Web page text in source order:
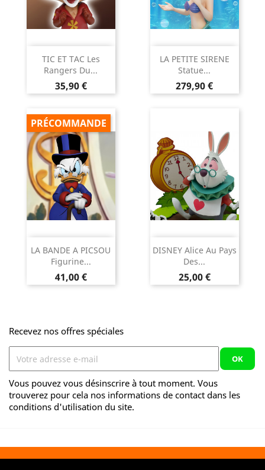
TIC ET TAC Les
Rangers Du...
Prix
35,90 €
LA PETITE SIRENE
Statue...
Prix
279,90 €
LA BANDE A PICSOU
Figurine...
Prix
41,00 €
PRÉCOMMANDE
DISNEY Alice Au Pays
Des...
Prix
25,00 €
Recevez nos offres spéciales
Vous pouvez vous désinscrire à tout moment. Vous
trouverez pour cela nos informations de contact dans les
conditions d'utilisation du site.